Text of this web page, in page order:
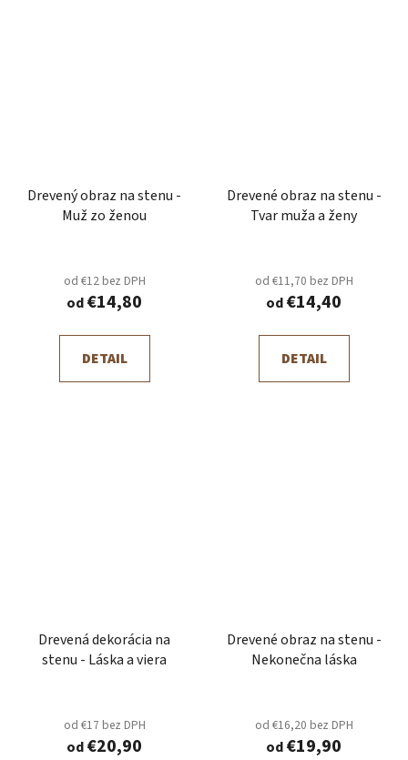
Drevený obraz na stenu -
Muž zo ženou
od €12 bez DPH
od€14,80
DETAIL
Drevené obraz na stenu -
Tvar muža a ženy
od €11,70 bez DPH
od€14,40
DETAIL
Drevená dekorácia na
stenu - Láska a viera
od €17 bez DPH
od€20,90
Drevené obraz na stenu -
Nekonečna láska
od €16,20 bez DPH
od€19,90